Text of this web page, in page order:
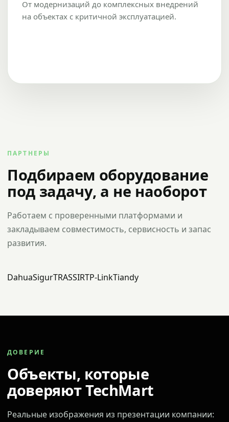
От модернизаций до комплексных внедрений
на объектах с критичной эксплуатацией.
ПАРТНЕРЫ
Подбираем оборудование
под задачу, а не наоборот
Работаем с проверенными платформами и
закладываем совместимость, сервисность и запас
развития.
DahuaSigurTRASSIRTP-LinkTiandy
ДОВЕРИЕ
Объекты, которые
доверяют TechMart
Реальные изображения из презентации компании: